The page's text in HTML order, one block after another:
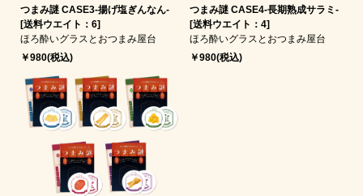
つまみ謎 CASE3-揚げ塩ぎんなん-
[送料ウエイト：6]
ほろ酔いグラスとおつまみ屋台
￥980(税込)
つまみ謎 CASE4-長期熟成サラミ-
[送料ウエイト：4]
ほろ酔いグラスとおつまみ屋台
￥980(税込)